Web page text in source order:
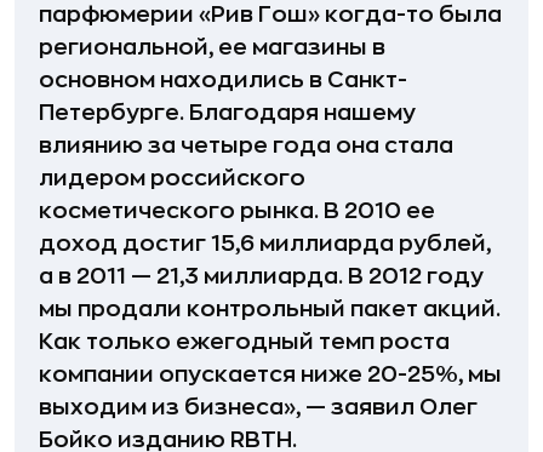
парфюмерии «Рив Гош» когда-то была
региональной, ее магазины в
основном находились в Санкт-
Петербурге. Благодаря нашему
влиянию за четыре года она стала
лидером российского
косметического рынка. В 2010 ее
доход достиг 15,6 миллиарда рублей,
а в 2011 — 21,3 миллиарда. В 2012 году
мы продали контрольный пакет акций.
Как только ежегодный темп роста
компании опускается ниже 20-25%, мы
выходим из бизнеса», — заявил Олег
Бойко изданию RBTH.